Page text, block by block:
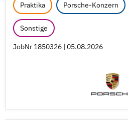
Praktika Porsche-Konzern
Sonstige
JobNr 1850326 | 05.08.2026